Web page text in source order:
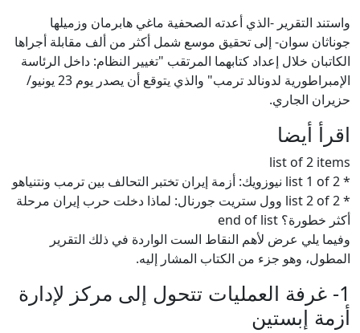
شهيد وعشرات المصابين في غزة والضفة
ومستوطنون يحاصرون مسجدا
تأجيل موعد الدخول المدرسي.. أولياء
واستند التقرير -الذي أعدته الصحفية ماغي هابرمان وزميلها
جوناثان سوان- إلى تحقيق موسع شمل أكثر من ألف مقابلة أجراها
الكاتبان خلال إعداد كتابهما المرتقب "تغيير النظام: داخل الرئاسة
الإمبراطورية لدونالد ترمب" والذي يتوقع أن يصدر يوم 23 يونيو/
حزيران الجاري.
اقرأ أيضا
list of 2 items
* list 1 of 2 نيوزويك: أزمة إيران تختبر التحالف بين ترمب ونتنياهو
* list 2 of 2 وول ستريت جورنال: لماذا دخلت حرب إيران مرحلة
أكثر خطورة؟ end of list
وفيما يلي عرض لأهم النقاط الست الواردة في ذلك التقرير
المطول، وهو جزء من الكتاب المشار إليه.
1- غرفة العمليات تتحول إلى مركز لإدارة
أزمة إبستين